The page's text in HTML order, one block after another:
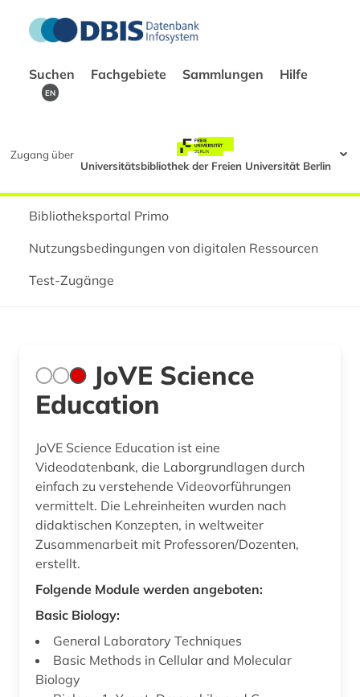
Suchen Fachgebiete Sammlungen Hilfe
EN
Zugang über
Universitätsbibliothek der Freien Universität Berlin
Bibliotheksportal Primo
Nutzungsbedingungen von digitalen Ressourcen
Test-Zugänge
JoVE Science
Education
JoVE Science Education ist eine
Videodatenbank, die Laborgrundlagen durch
einfach zu verstehende Videovorführungen
vermittelt. Die Lehreinheiten wurden nach
didaktischen Konzepten, in weltweiter
Zusammenarbeit mit Professoren/Dozenten,
erstellt.
Folgende Module werden angeboten:
Basic Biology:
General Laboratory Techniques
Basic Methods in Cellular and Molecular
Biology